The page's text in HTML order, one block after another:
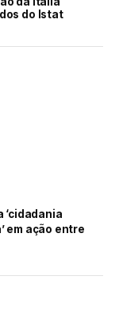
do Istat
‘cidadania
em ação entre